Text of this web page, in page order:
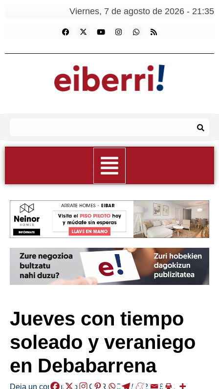
Viernes, 7 de agosto de 2026 - 21:35
Jueves con tiempo
soleado y veraniego
en Debabarrena
Deja un comentario /EGURALDIA/ 2024-08-22